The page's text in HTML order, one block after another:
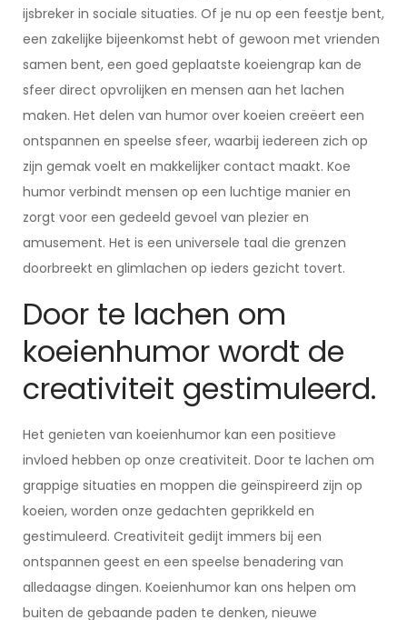
ijsbreker in sociale situaties. Of je nu op een feestje bent,
een zakelijke bijeenkomst hebt of gewoon met vrienden
samen bent, een goed geplaatste koeiengrap kan de
sfeer direct opvrolijken en mensen aan het lachen
maken. Het delen van humor over koeien creëert een
ontspannen en speelse sfeer, waarbij iedereen zich op
zijn gemak voelt en makkelijker contact maakt. Koe
humor verbindt mensen op een luchtige manier en
zorgt voor een gedeeld gevoel van plezier en
amusement. Het is een universele taal die grenzen
doorbreekt en glimlachen op ieders gezicht tovert.
Door te lachen om
koeienhumor wordt de
creativiteit gestimuleerd.
Het genieten van koeienhumor kan een positieve
invloed hebben op onze creativiteit. Door te lachen om
grappige situaties en moppen die geïnspireerd zijn op
koeien, worden onze gedachten geprikkeld en
gestimuleerd. Creativiteit gedijt immers bij een
ontspannen geest en een speelse benadering van
alledaagse dingen. Koeienhumor kan ons helpen om
buiten de gebaande paden te denken, nieuwe